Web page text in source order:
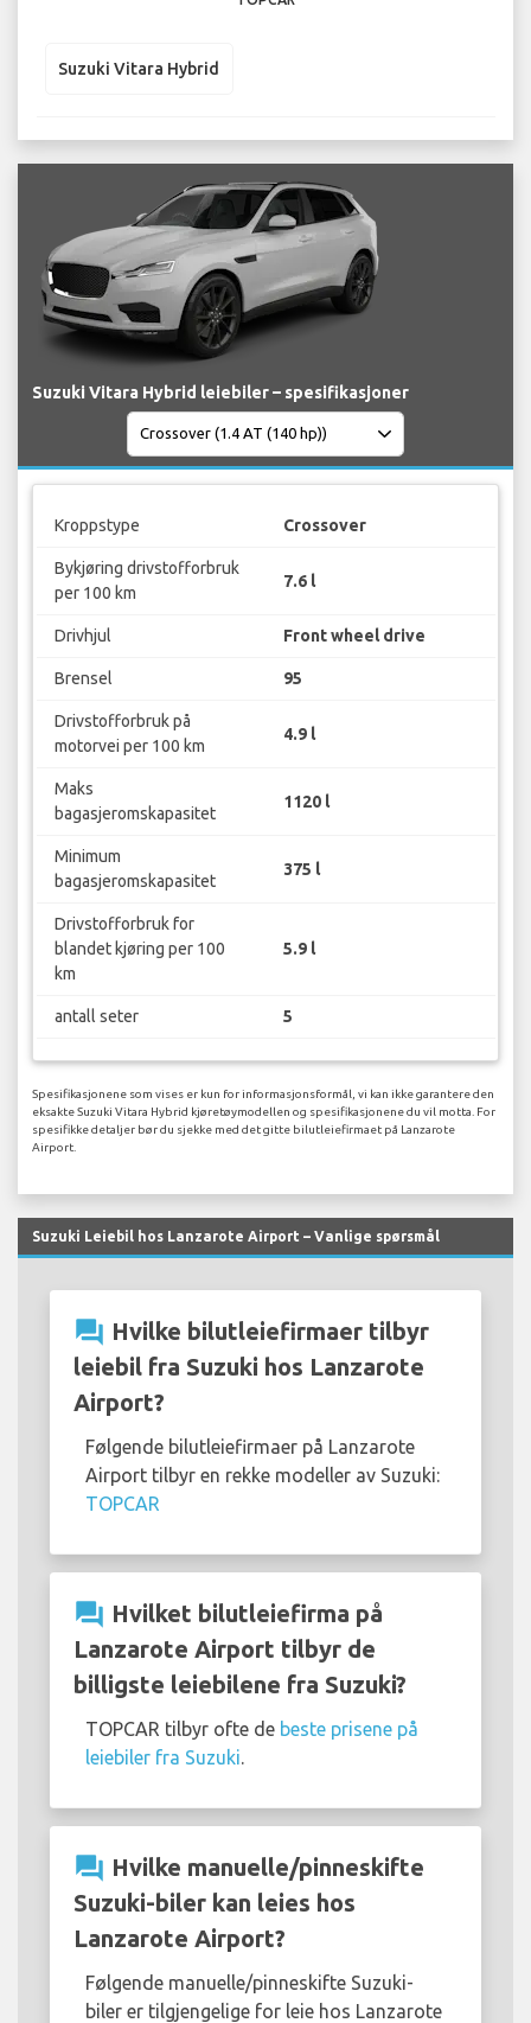
Suzuki Vitara Hybrid
Suzuki Vitara Hybrid leiebiler – spesifikasjoner
Kroppstype Crossover
Bykjøring drivstofforbruk
per 100 km
7.6 l
Drivhjul Front wheel drive
Brensel 95
Drivstofforbruk på
motorvei per 100 km
4.9 l
Maks
bagasjeromskapasitet
1120 l
Minimum
bagasjeromskapasitet
375 l
Drivstofforbruk for
blandet kjøring per 100
km
5.9 l
antall seter 5
Spesifikasjonene som vises er kun for informasjonsformål, vi kan ikke garantere den
eksakte Suzuki Vitara Hybrid kjøretøymodellen og spesifikasjonene du vil motta. For
spesifikke detaljer bør du sjekke med det gitte bilutleiefirmaet på Lanzarote
Airport.
Suzuki Leiebil hos Lanzarote Airport – Vanlige spørsmål
question_answer Hvilke bilutleiefirmaer tilbyr
leiebil fra Suzuki hos Lanzarote
Airport?
Følgende bilutleiefirmaer på Lanzarote
Airport tilbyr en rekke modeller av Suzuki:
TOPCAR
question_answer Hvilket bilutleiefirma på
Lanzarote Airport tilbyr de
billigste leiebilene fra Suzuki?
TOPCAR tilbyr ofte de beste prisene på
leiebiler fra Suzuki
question_answer Hvilke manuelle/pinneskifte
Suzuki-biler kan leies hos
Lanzarote Airport?
Følgende manuelle/pinneskifte Suzuki-
biler er tilgjengelige for leie hos Lanzarote